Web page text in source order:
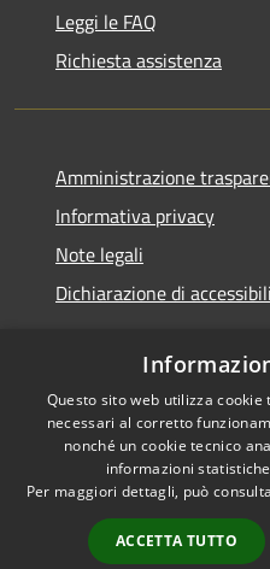
Leggi le FAQ
Richiesta assistenza
Amministrazione
Informativa privacy
Note legali
Dichiarazione di
RSS
Accessibilità
Cookie
Mappa del sito
WebMail
Questo sito web utilizza
necessari al corretto
nonché un cookie tecnico
informazioni
Per maggiori dettagli, può
ACCETTA TUTTO